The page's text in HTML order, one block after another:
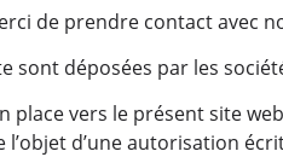
de prendre contact avec
sont déposées par les
place vers le présent site web
d’une autorisation